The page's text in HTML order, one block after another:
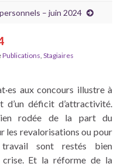
– juin 2024
Publications, Stagiaires
aux concours illustre à
déficit d’attractivité.
rodée de la part du
les revalorisations ou pour
sont restés bien
crise. Et la réforme de la